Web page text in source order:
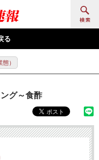
る
）
グ～食酢